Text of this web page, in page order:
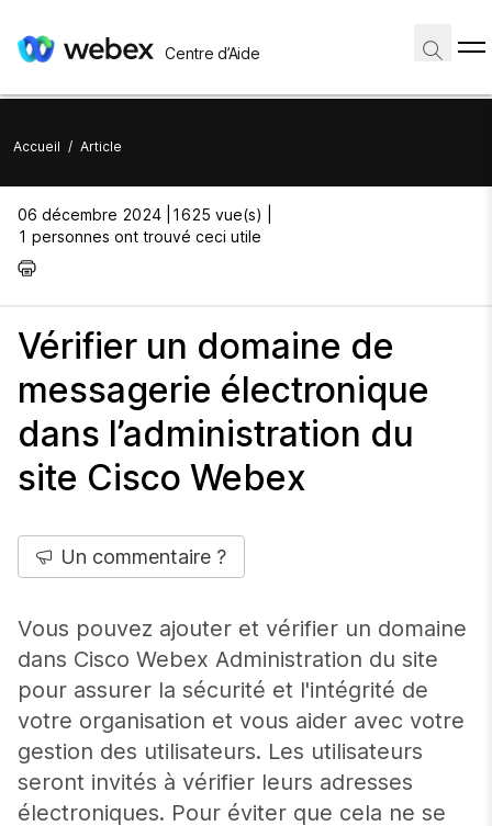
Centre d’Aide
Accueil / Article
06 décembre 2024 |
1625 vue(s) |
1 personnes ont trouvé ceci utile
Vérifier un domaine de
messagerie électronique
dans l’administration du
site Cisco Webex
Un commentaire ?
Vous pouvez ajouter et vérifier un domaine
dans Cisco Webex Administration du site
pour assurer la sécurité et l'intégrité de
votre organisation et vous aider avec votre
gestion des utilisateurs. Les utilisateurs
seront invités à vérifier leurs adresses
électroniques. Pour éviter que cela ne se